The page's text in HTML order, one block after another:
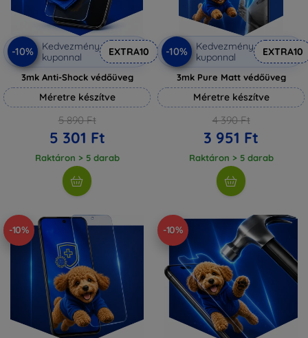
-10%
Kedvezmény
kuponnal
EXTRA10
3mk Anti-Shock védőüveg
Méretre készítve
5 890 Ft
5 301 Ft
Raktáron > 5 darab
-10%
Kedvezmény
kuponnal
EXTRA10
3mk Pure Matt védőüveg
Méretre készítve
4 390 Ft
3 951 Ft
Raktáron > 5 darab
-10% -10%